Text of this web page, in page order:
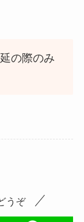
の際のみ
うぞ